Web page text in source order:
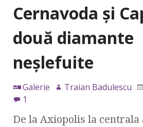
Cernavoda şi
două diamante
neşlefuite
Galerie Traian Badulescu
1
De la Axiopolis la centrala